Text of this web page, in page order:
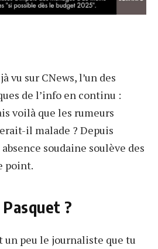
vu sur CNews, l’un des
de l’info en continu :
voilà que les rumeurs
il malade ? Depuis
soudaine soulève des
point.
?
un peu le journaliste que tu